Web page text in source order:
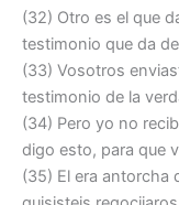
(32) Otro es el que
testimonio que da
(33) Vosotros
testimonio de la
(34) Pero yo no
digo esto, para que
(35) El era antorcha